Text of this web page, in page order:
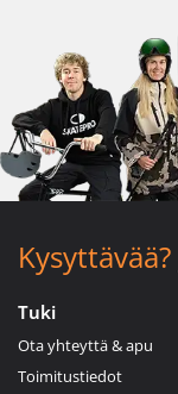
Kysyttävää?
Tuki
Ota yhteyttä & apu
Toimitustiedot